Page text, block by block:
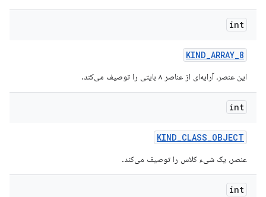
int
KIND_ARRAY_8
این عنصر، آرایه‌ای از عناصر ۸ بایتی را توصیف می‌کند.
int
KIND_CLASS_OBJECT
عنصر، یک شیء کلاس را توصیف می‌کند.
int